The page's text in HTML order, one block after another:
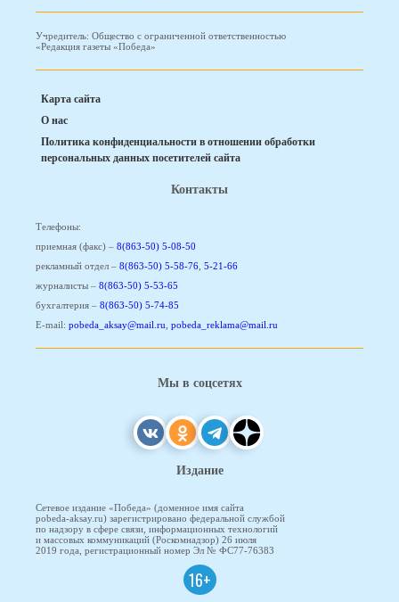
Учредитель: Общество с ограниченной ответственностью
«Редакция газеты «Победа»
Карта сайта
О нас
Политика конфиденциальности в отношении обработки
персональных данных посетителей сайта
Контакты
Телефоны:
приемная (факс) – 8(863-50) 5-08-50
рекламный отдел – 8(863-50) 5-58-76, 5-21-66
журналисты – 8(863-50) 5-53-65
бухгалтерия – 8(863-50) 5-74-85
E-mail: pobeda_aksay@mail.ru, pobeda_reklama@mail.ru
Мы в соцсетях
Издание
Сетевое издание «Победа» (доменное имя сайта
pobeda-aksay.ru) зарегистрировано федеральной службой
по надзору в сфере связи, информационных технологий
и массовых коммуникаций (Роскомнадзор) 26 июля
2019 года, регистрационный номер Эл № ФС77-76383
16+